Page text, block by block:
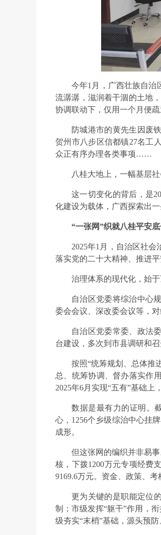
今年1月，广西壮族自治
流潺潺，滋润着干涸的土地
协调联动下，仅用一个月便
防城港市的黄先生因废
贺州市八步区信都镇27名工
众正有序办理各类事项……
八桂大地上，一幅基层
这一切变化的背后，是
化建设为载体，广西探索出
“一张网”织就八桂平安
2025年1月，自治区社
落实党的二十大精神、推进
治理体系的现代化，始
自治区党委将综治中心
委会会议、深改委会议等，
自治区党委常委、政法
台建设，多次到市县调研和
按照“统筹规划、总体推
总、统筹协调、督办落实作
2025年6月实现“五有”基础上
数据是最有力的证明。
心，1256个乡级综治中心挂
成形。
但这张网的编织并非易
核，下拨1200万元专项经费
9169.6万元。资金、政策、考
更为关键的是职能定位
制；市级发挥“躯干”作用，
级夯实“末梢”基础，源头预防